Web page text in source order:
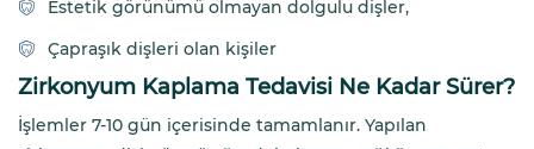
Estetik görünümü olmayan dolgulu dişler,
Çapraşık dişleri olan kişiler
Zirkonyum Kaplama Tedavisi Ne Kadar Sürer?
İşlemler 7-10 gün içerisinde tamamlanır. Yapılan